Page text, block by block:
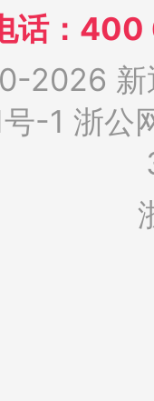
话：
2026 新
-1 浙公